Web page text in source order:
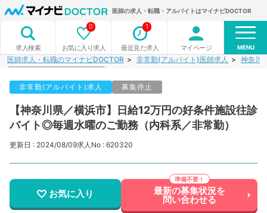
医師の求人・転職・アルバイトはマイナビDOCTOR
求人検索 お気に入り求人
0
最近見た求人
1
マイページ MENU
医師求人・転職のマイナビDOCTOR 非常勤(アルバイト)医師求人 神奈川
非常勤(アルバイト)求人 募集停止
【神奈川県／横浜市】日給12万円の好条件施設往診
バイト◎毎週水曜のご勤務（内科系／非常勤）
更新日 : 2024/08/09求人No : 620320
お気に入り 最新の募集状況を
問い合わせる